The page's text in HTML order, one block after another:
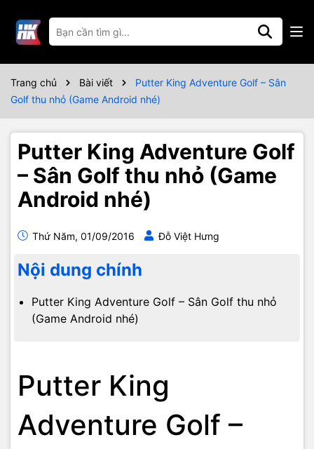
Trang chủ Bài viết
Putter King Adventure Golf – Sân
Golf thu nhỏ (Game Android nhé)
Putter King Adventure Golf
– Sân Golf thu nhỏ (Game
Android nhé)
Thứ Năm, 01/09/2016 Đỗ Việt Hưng
Nội dung chính
Putter King Adventure Golf – Sân Golf thu nhỏ
(Game Android nhé)
Putter King
Adventure Golf –